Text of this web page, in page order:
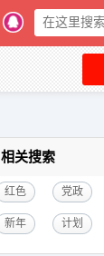
相关搜索
红色 党政
新年 计划